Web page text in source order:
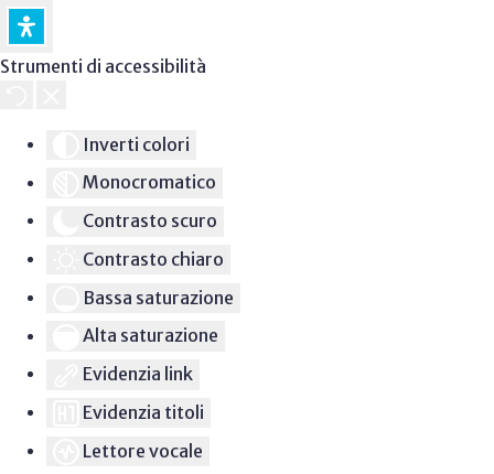
Strumenti di accessibilità
Inverti colori
Monocromatico
Contrasto scuro
Contrasto chiaro
Bassa saturazione
Alta saturazione
Evidenzia link
Evidenzia titoli
Lettore vocale